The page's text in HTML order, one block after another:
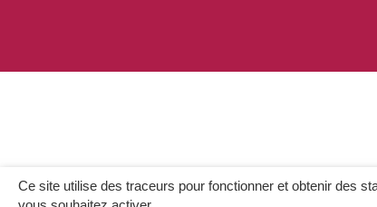
Ce site utilise des traceurs pour fonctionner et obtenir des